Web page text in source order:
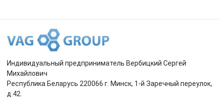
Индивидуальный предприниматель Вербицкий Сергей
Михайлович
Республика Беларусь 220066 г. Минск, 1-й Заречный переулок,
д.42.